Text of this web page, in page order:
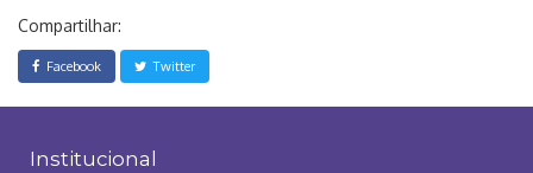
Compartilhar:
Facebook Twitter
Institucional